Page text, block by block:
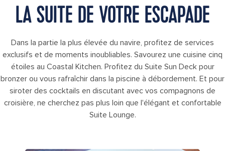
LA SUITE DE VOTRE ESCAPADE
Dans la partie la plus élevée du navire, profitez de services
exclusifs et de moments inoubliables. Savourez une cuisine cinq
étoiles au Coastal Kitchen. Profitez du Suite Sun Deck pour
bronzer ou vous rafraîchir dans la piscine à débordement. Et pour
siroter des cocktails en discutant avec vos compagnons de
croisière, ne cherchez pas plus loin que l'élégant et confortable
Suite Lounge.